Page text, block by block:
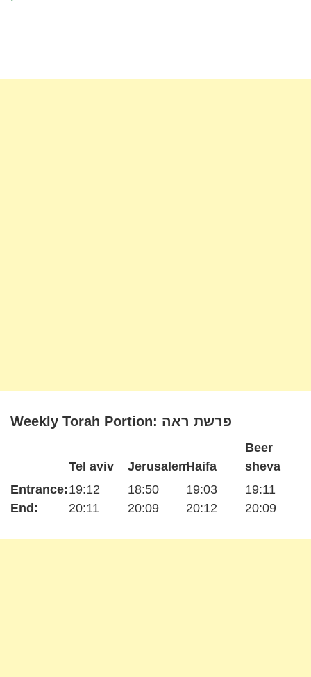
Weekly Torah Portion: פרשת ראה
Entrance:
End:
Tel aviv
19:12
20:11
Jerusalem
18:50
20:09
Haifa
19:03
20:12
Beer
sheva
19:11
20:09